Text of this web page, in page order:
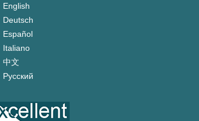
English
Deutsch
Español
Italiano
中文
Русский